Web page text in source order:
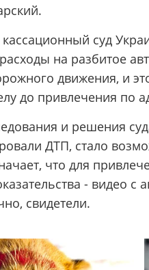
суд
на разбитое
движения, и
до привлечения по
и решения
ДТП, стало
что для
- видео с
свидетели.